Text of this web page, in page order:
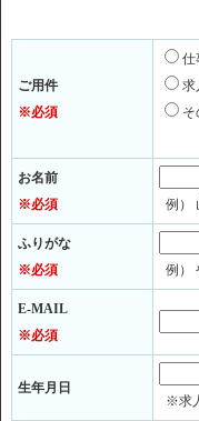
ご用件
※必須
仕
求
そ
お名前
※必須
例）
ふりがな
※必須
例）
E-MAIL
※必須
生年月日
※求